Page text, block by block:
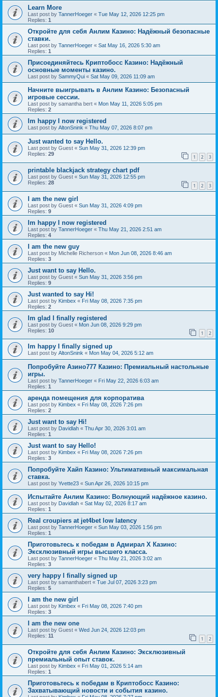
Learn More
Last post by TannerHoeger « Tue May 12, 2026 12:25 pm
Replies: 1
Откройте для себя Анлим Казино: Надёжный безопасные
ставки.
Last post by TannerHoeger « Sat May 16, 2026 5:30 am
Replies: 1
Присоединяйтесь Криптобосс Казино: Надёжный
основные моменты казино.
Last post by SammyQui « Sat May 09, 2026 11:09 am
Начните выигрывать в Анлим Казино: Безопасный
игровые сессии.
Last post by samantha bert « Mon May 11, 2026 5:05 pm
Replies: 2
Im happy I now registered
Last post by AltonSnink « Thu May 07, 2026 8:07 pm
Just wanted to say Hello.
Last post by Guest « Sun May 31, 2026 12:39 pm
Replies: 29 1 2 3
printable blackjack strategy chart pdf
Last post by Guest « Sun May 31, 2026 12:55 pm
Replies: 28 1 2 3
I am the new girl
Last post by Guest « Sun May 31, 2026 4:09 pm
Replies: 9
Im happy I now registered
Last post by TannerHoeger « Thu May 21, 2026 2:51 am
Replies: 4
I am the new guy
Last post by Michelle Richerson « Mon Jun 08, 2026 8:46 am
Replies: 3
Just want to say Hello.
Last post by Guest « Sun May 31, 2026 3:56 pm
Replies: 9
Just wanted to say Hi!
Last post by Kimbex « Fri May 08, 2026 7:35 pm
Replies: 2
Im glad I finally registered
Last post by Guest « Mon Jun 08, 2026 9:29 pm
Replies: 10 1 2
Im happy I finally signed up
Last post by AltonSnink « Mon May 04, 2026 5:12 am
Попробуйте Азино777 Казино: Премиальный настольные
игры.
Last post by TannerHoeger « Fri May 22, 2026 6:03 am
Replies: 1
аренда помещения для корпоратива
Last post by Kimbex « Fri May 08, 2026 7:26 pm
Replies: 2
Just want to say Hi!
Last post by Davidlah « Thu Apr 30, 2026 3:01 am
Replies: 1
Just want to say Hello!
Last post by Kimbex « Fri May 08, 2026 7:26 pm
Replies: 3
Попробуйте Хайп Казино: Ультимативный максимальная
ставка.
Last post by Yvette23 « Sun Apr 26, 2026 10:15 pm
Испытайте Анлим Казино: Волнующий надёжное казино.
Last post by Davidlah « Sat May 02, 2026 8:17 am
Replies: 1
Real croupiers at jet4bet low latency
Last post by TannerHoeger « Sun May 03, 2026 1:56 pm
Replies: 1
Приготовьтесь к победам в Адмирал Х Казино:
Эксклюзивный игры высшего класса.
Last post by TannerHoeger « Thu May 21, 2026 3:02 am
Replies: 3
very happy I finally signed up
Last post by samanthabert « Tue Jul 07, 2026 3:23 pm
Replies: 5
I am the new girl
Last post by Kimbex « Fri May 08, 2026 7:40 pm
Replies: 3
I am the new one
Last post by Guest « Wed Jun 24, 2026 12:03 pm
Replies: 11 1 2
Откройте для себя Анлим Казино: Эксклюзивный
премиальный опыт ставок.
Last post by Kimbex « Fri May 01, 2026 5:14 am
Replies: 1
Приготовьтесь к победам в Криптобосс Казино:
Захватывающий новости и события казино.